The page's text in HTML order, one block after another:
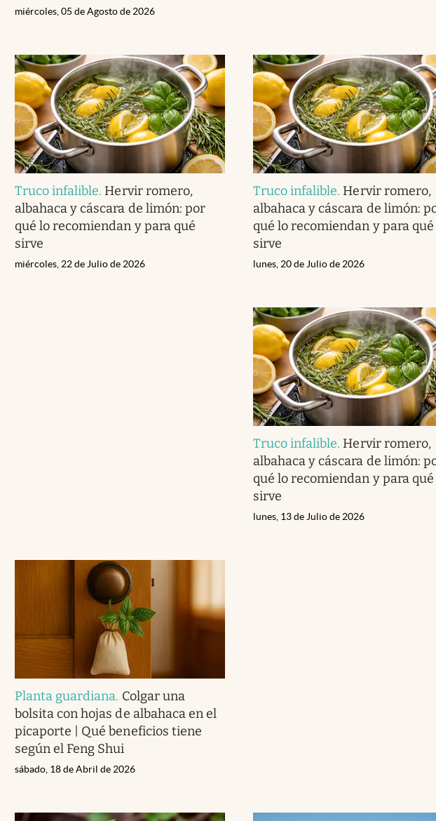
miércoles, 05 de Agosto de 2026
Truco infalible. Hervir romero,
albahaca y cáscara de limón: por
qué lo recomiendan y para qué
sirve
miércoles, 22 de Julio de 2026
Truco infalible. Hervir romero,
albahaca y cáscara de limón:
qué lo recomiendan y para qué
sirve
lunes, 20 de Julio de 2026
Truco infalible. Hervir romero,
albahaca y cáscara de limón:
qué lo recomiendan y para qué
sirve
lunes, 13 de Julio de 2026
Planta guardiana. Colgar una
bolsita con hojas de albahaca en el
picaporte | Qué beneficios tiene
según el Feng Shui
sábado, 18 de Abril de 2026